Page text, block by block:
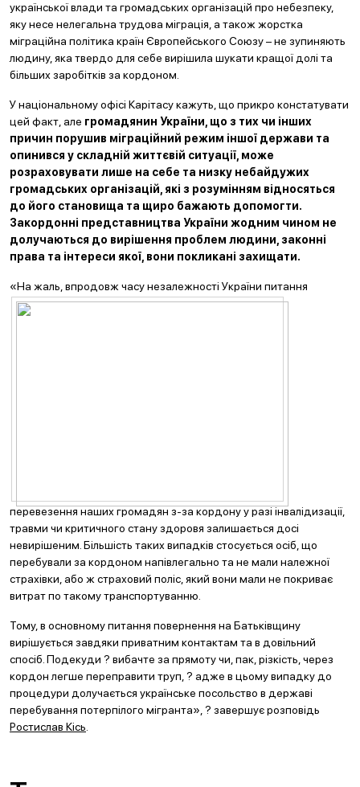
української влади та громадських організацій про небезпеку,
яку несе нелегальна трудова міграція, а також жорстка
міграційна політика країн Європейського Союзу – не зупиняють
людину, яка твердо для себе вирішила шукати кращої долі та
більших заробітків за кордоном.
У національному офісі Карітасу кажуть, що прикро констатувати
цей факт, але громадянин України, що з тих чи інших
причин порушив міграційний режим іншої держави та
опинився у складній життєвій ситуації, може
розраховувати лише на себе та низку небайдужих
громадських організацій, які з розумінням відносяться
до його становища та щиро бажають допомогти.
Закордонні представництва України жодним чином не
долучаються до вирішення проблем людини, законні
права та інтереси якої, вони покликані захищати.
«На жаль, впродовж часунезалежності України питання
перевезення наших громадян з-за кордону у разі інвалідизації,
травми чи критичного стану здоровя залишається досі
невирішеним. Більшість таких випадків стосується осіб, що
перебували за кордоном напівлегально та не мали належної
страхівки, або ж страховий поліс, який вони мали не покриває
витрат по такому транспортуванню.
Тому, в основному питання повернення на Батьківщину
вирішується завдяки приватним контактам та в довільний
спосіб. Подекуди ? вибачте за прямоту чи, пак, різкість, через
кордон легше переправити труп, ? адже в цьому випадку до
процедури долучається українське посольство в державі
перебування потерпілого мігранта», ? завершує розповідь
Ростислав Кісь